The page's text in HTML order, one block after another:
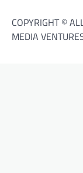
COPYRIGHT ©
MEDIA